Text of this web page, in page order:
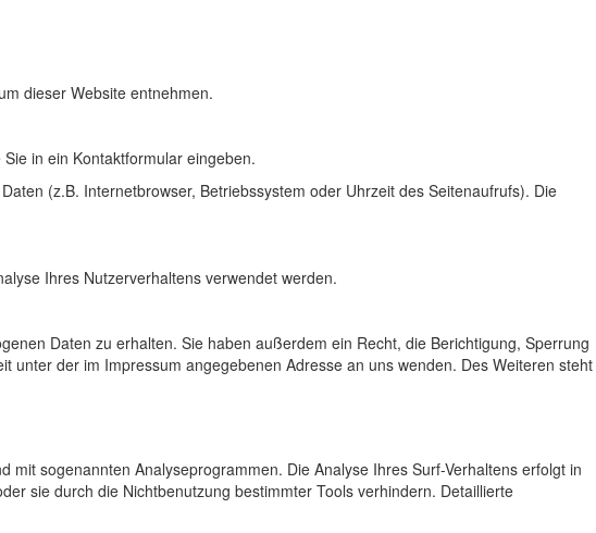
dieser Website entnehmen.
in ein Kontaktformular eingeben.
(z.B. Internetbrowser, Betriebssystem oder Uhrzeit des Seitenaufrufs). Die
Ihres Nutzerverhaltens verwendet werden.
Daten zu erhalten. Sie haben außerdem ein Recht, die Berichtigung, Sperrung
der im Impressum angegebenen Adresse an uns wenden. Des Weiteren steht
sogenannten Analyseprogrammen. Die Analyse Ihres Surf-Verhaltens erfolgt in
sie durch die Nichtbenutzung bestimmter Tools verhindern. Detaillierte